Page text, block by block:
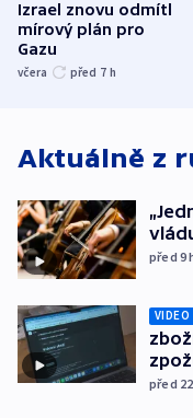
Izrael znovu odmítl
mírový plán pro
Gazu
včera před 7 h
Aktuálně z
před 9
VIDEO
před 22